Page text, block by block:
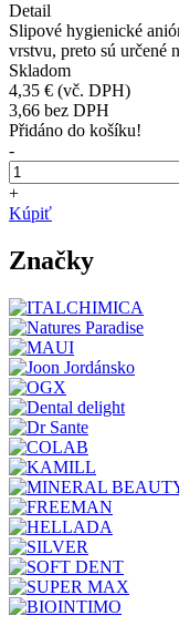
Detail
Slipové hygienické
vrstvu, preto sú určené
Skladom
4,35 € (vč. DPH)
3,66 bez DPH
Přidáno do košíku!
-
+
Kúpiť
Značky